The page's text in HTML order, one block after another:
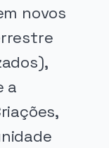
novos
a